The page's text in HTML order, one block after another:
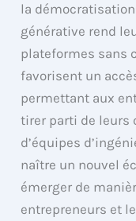
la
générative rend
plateformes sans
favorisent un
permettant aux
tirer parti de leurs
d’équipes
naître un nouvel
émerger de
entrepreneurs et